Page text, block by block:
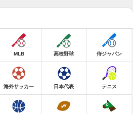
MLB 高校野球 侍ジャパン
海外サッカー 日本代表 テニス